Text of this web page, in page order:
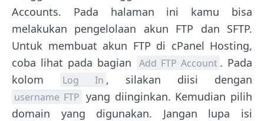
Accounts. Pada halaman ini kamu bisa
melakukan pengelolaan akun FTP dan SFTP.
Untuk membuat akun FTP di cPanel Hosting,
coba lihat pada bagian
Add FTP Account . Pada
kolom
Log In , silakan diisi dengan
username FTP yang diinginkan. Kemudian pilih
domain yang digunakan. Jangan lupa isi